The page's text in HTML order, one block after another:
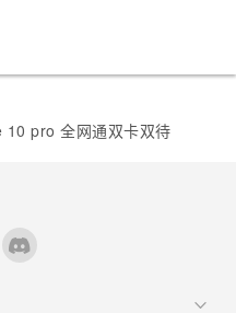
10 pro 全网通双卡双待‎